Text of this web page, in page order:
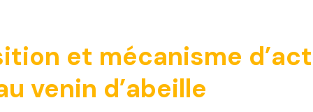
et mécanisme
venin d’abeille